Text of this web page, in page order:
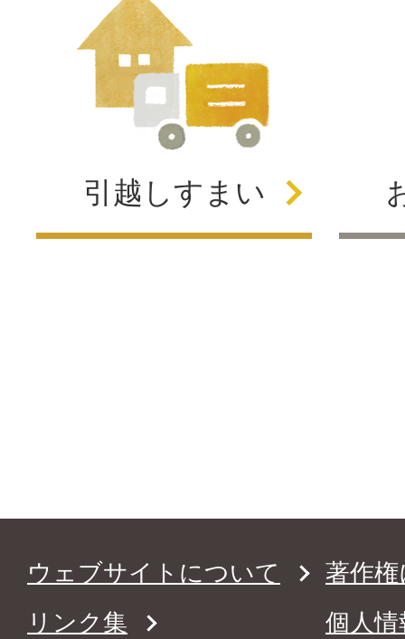
引越しすまい
ウェブサイトについて
著作
リンク集
個人